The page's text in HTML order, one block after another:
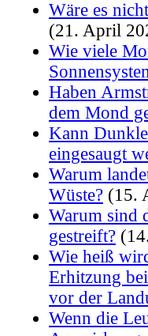
Wäre es
(21. April
Wie viele
Haben
dem Mond
Kann
eingesaugt
Warum
Wüste? (15.
Warum sind
gestreift?
Wie heiß
Erhitzung
vor der
Wenn die